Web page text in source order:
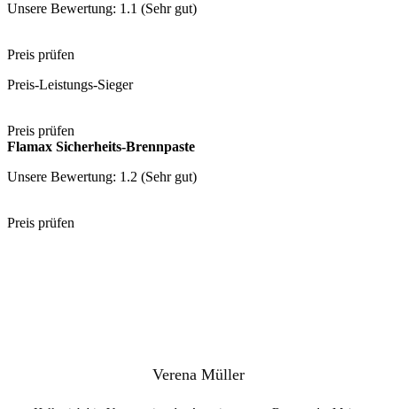
Unsere Bewertung: 1.1 (Sehr gut)
Preis prüfen
Preis-Leistungs-Sieger
Preis prüfen
Flamax Sicherheits-Brennpaste
Unsere Bewertung: 1.2 (Sehr gut)
Preis prüfen
Verena Müller